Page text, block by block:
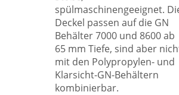
spülmaschinengeeignet.
Deckel passen auf die GN
Behälter 7000 und 8600 ab
65 mm Tiefe, sind aber
mit den Polypropylen- und
Klarsicht-GN-Behältern
kombinierbar.